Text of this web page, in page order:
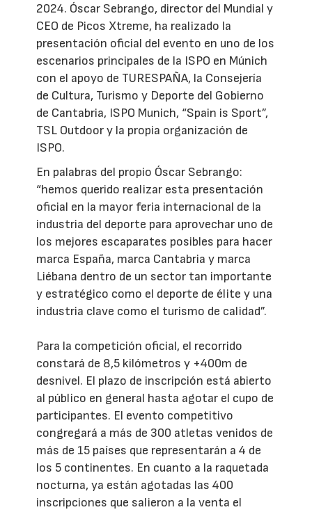
2024. Óscar Sebrango, director del Mundial y
CEO de Picos Xtreme, ha realizado la
presentación oficial del evento en uno de los
escenarios principales de la ISPO en Múnich
con el apoyo de TURESPAÑA, la Consejería
de Cultura, Turismo y Deporte del Gobierno
de Cantabria, ISPO Munich, “Spain is Sport”,
TSL Outdoor y la propia organización de
ISPO.
En palabras del propio Óscar Sebrango:
“hemos querido realizar esta presentación
oficial en la mayor feria internacional de la
industria del deporte para aprovechar uno de
los mejores escaparates posibles para hacer
marca España, marca Cantabria y marca
Liébana dentro de un sector tan importante
y estratégico como el deporte de élite y una
industria clave como el turismo de calidad”.
Para la competición oficial, el recorrido
constará de 8,5 kilómetros y +400m de
desnivel. El plazo de inscripción está abierto
al público en general hasta agotar el cupo de
participantes. El evento competitivo
congregará a más de 300 atletas venidos de
más de 15 países que representarán a 4 de
los 5 continentes. En cuanto a la raquetada
nocturna, ya están agotadas las 400
inscripciones que salieron a la venta el